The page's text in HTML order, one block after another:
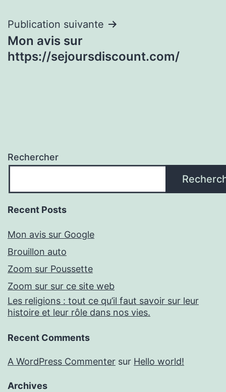
l’article
Publication suivante
Mon avis sur
https://sejoursdiscount.com/
Rechercher
Recent Posts
Mon avis sur Google
Brouillon auto
Zoom sur Poussette
Zoom sur sur ce site web
Les religions : tout ce qu’il faut savoir sur leur
histoire et leur rôle dans nos vies.
Recent Comments
A WordPress Commenter sur Hello world!
Archives